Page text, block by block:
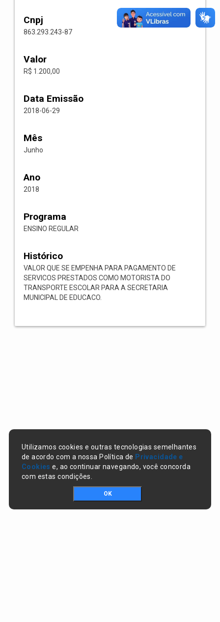
Cnpj
863.293.243-87
Valor
R$ 1.200,00
Data Emissão
2018-06-29
Mês
Junho
Ano
2018
Programa
ENSINO REGULAR
Histórico
VALOR QUE SE EMPENHA PARA PAGAMENTO DE
SERVICOS PRESTADOS COMO MOTORISTA DO
TRANSPORTE ESCOLAR PARA A SECRETARIA
MUNICIPAL DE EDUCACO.
Utilizamos cookies e outras tecnologias semelhantes
de acordo com a nossa Política de Privacidade e
Cookies e, ao continuar navegando, você concorda
com estas condições.
OK